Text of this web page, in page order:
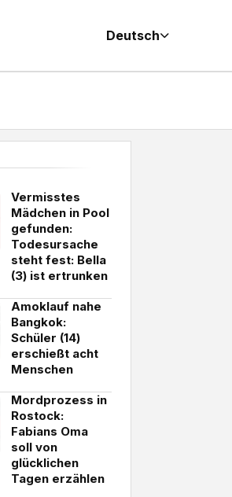
Deutsch
Vermisstes
Mädchen in Pool
gefunden:
Todesursache
steht fest: Bella
(3) ist ertrunken
Amoklauf nahe
Bangkok:
Schüler (14)
erschießt acht
Menschen
Mordprozess in
Rostock:
Fabians Oma
soll von
glücklichen
Tagen erzählen